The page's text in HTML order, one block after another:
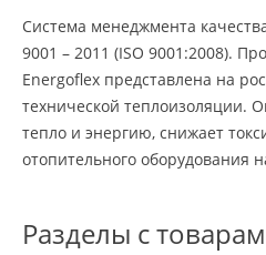
Система менеджмента
9001 – 2011 (ISO 9001:2008).
Energoflex представлена на
технической теплоизоляции.
тепло и энергию, снижает
отопительного оборудования
Разделы с